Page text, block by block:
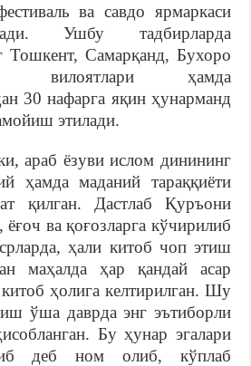
ва савдо ярмаркаси
Ушбу тадбирларда
Тошкент, Самарқанд, Бухоро
вилоятлари ҳамда
30 нафарга яқин ҳунарманд
этилади.
араб ёзуви ислом динининг
ҳамда маданий тараққиёти
қилган. Дастлаб Қуръони
ва қоғозларга кўчирилиб
ҳали китоб чоп этиш
маҳалда ҳар қандай асар
ҳолига келтирилган. Шу
ўша даврда энг эътиборли
Бу ҳунар эгалари
деб ном олиб, кўплаб